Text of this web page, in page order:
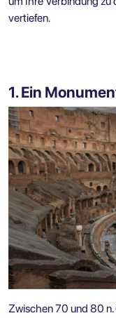
vertiefen.
1. Ein
Zwischen 70 und 80 n.